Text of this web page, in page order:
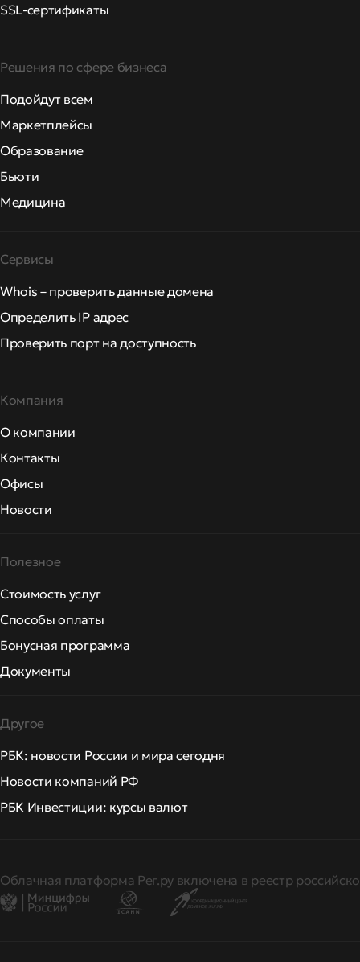
SSL-сертификаты
Решения по сфере бизнеса
Подойдут всем
Маркетплейсы
Образование
Бьюти
Медицина
Сервисы
Whois – проверить данные домена
Определить IP адрес
Проверить порт на доступность
Компания
О компании
Контакты
Офисы
Новости
Полезное
Стоимость услуг
Способы оплаты
Бонусная программа
Документы
Другое
РБК: новости России и мира сегодня
Новости компаний РФ
РБК Инвестиции: курсы валют
Облачная платформа Рег.ру включена в реестр